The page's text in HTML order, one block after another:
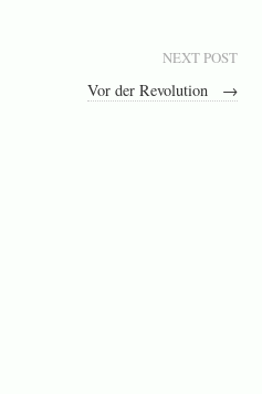
NEXT POST
Vor der Revolution →